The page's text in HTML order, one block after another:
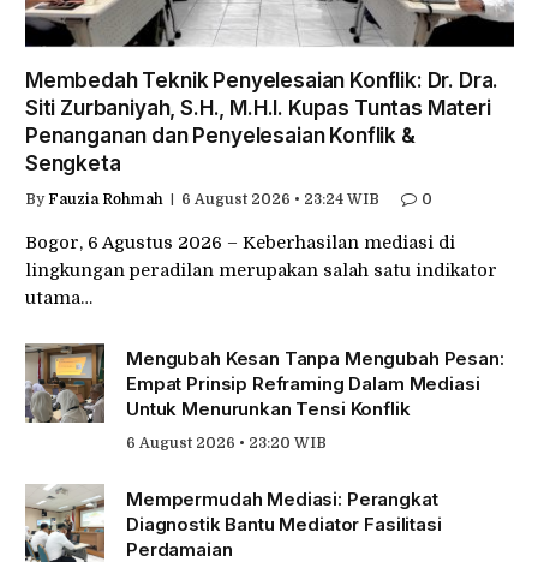
Membedah Teknik Penyelesaian Konflik: Dr. Dra.
Siti Zurbaniyah, S.H., M.H.I. Kupas Tuntas Materi
Penanganan dan Penyelesaian Konflik &
Sengketa
By Fauzia Rohmah 6 August 2026 • 23:24 WIB 0
Bogor, 6 Agustus 2026 – Keberhasilan mediasi di
lingkungan peradilan merupakan salah satu indikator
utama…
Mengubah Kesan Tanpa Mengubah Pesan:
Empat Prinsip Reframing Dalam Mediasi
Untuk Menurunkan Tensi Konflik
6 August 2026 • 23:20 WIB
Mempermudah Mediasi: Perangkat
Diagnostik Bantu Mediator Fasilitasi
Perdamaian